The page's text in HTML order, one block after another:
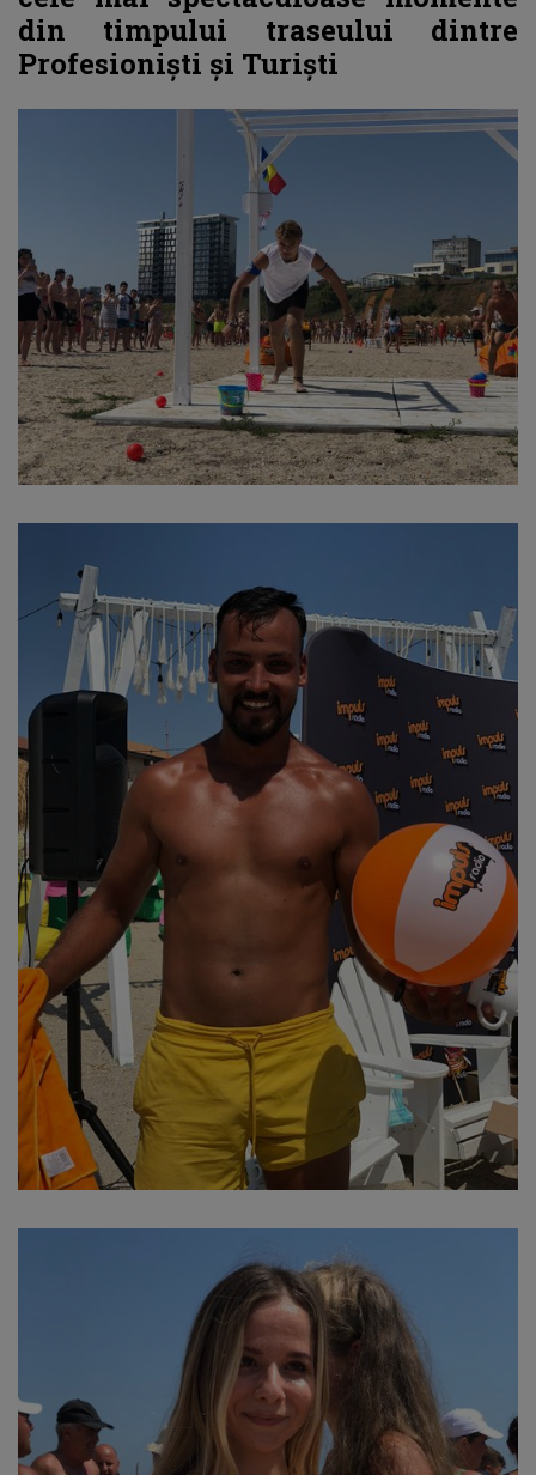
din timpului traseului dintre
Profesioniști și Turiști